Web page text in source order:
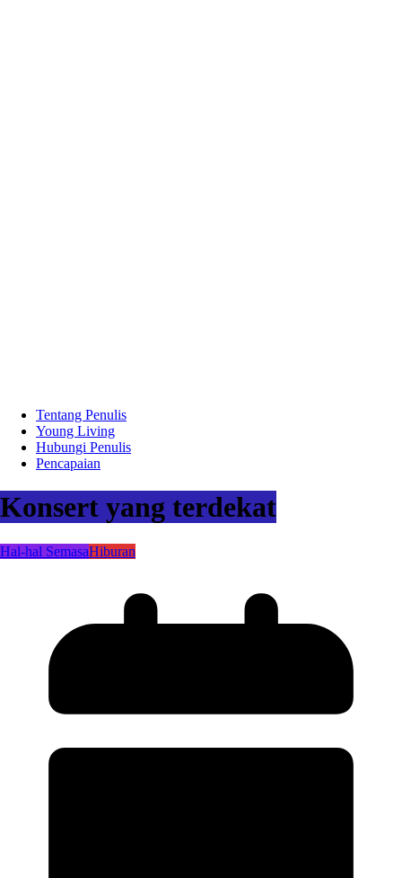
Tentang Penulis
Young Living
Hubungi Penulis
Pencapaian
Konsert yang terdekat
Hal-hal SemasaHiburan